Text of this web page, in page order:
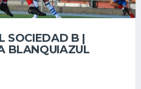
SOCIEDAD B |
BLANQUIAZUL